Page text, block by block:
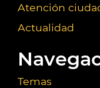
Atención
Actualidad
Temas